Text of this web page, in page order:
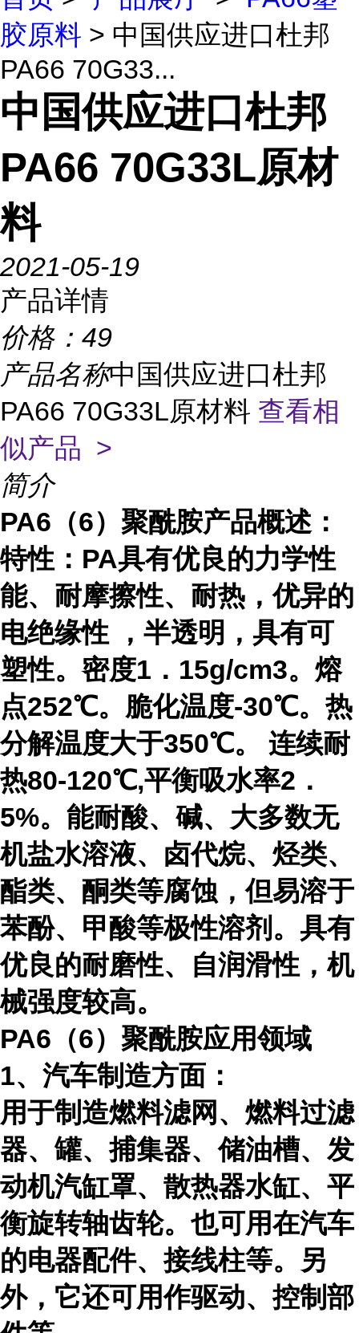
胶原料 > 中国供应进口杜邦
PA66 70G33...
中国供应进口杜邦
PA66 70G33L原材
料
2021-05-19
产品详情
价格： 49
产品名称中国供应进口杜邦
PA66 70G33L原材料 查看相
似产品 >
简介
PA6（6）聚酰胺产品概述：
特性： PA具有优良的力学性
能、耐摩擦性、耐热，优异的
电绝缘性 ，半透明，具有可
塑性。密度1 ． 15g/cm3。熔
点252℃。脆化温度-30℃。热
分解温度大于350℃。 连续耐
热80-120℃,平衡吸水率2 ．
5%。能耐酸、碱、大多数无
机盐水溶液、卤代烷、烃类、
酯类、酮类等腐蚀，但易溶于
苯酚、甲酸等极性溶剂。具有
优良的耐磨性、自润滑性，机
械强度较高。
PA6（6）聚酰胺应用领域
1、汽车制造方面：
用于制造燃料滤网、燃料过滤
器、罐、捕集器、储油槽、发
动机汽缸罩、散热器水缸、平
衡旋转轴齿轮。也可用在汽车
的电器配件、接线柱等。另
外，它还可用作驱动、控制部